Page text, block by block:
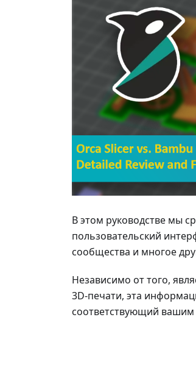
В этом руководстве мы
пользовательский
сообщества и многое
Независимо от того,
3D-печати, эта
соответствующий вашим